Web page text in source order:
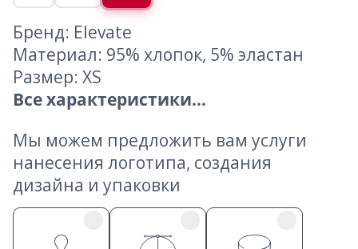
Бренд: Elevate
Материал: 95% хлопок, 5% эластан
Размер: XS
Все характеристики...
Мы можем предложить вам услуги
нанесения логотипа, создания
дизайна и упаковки